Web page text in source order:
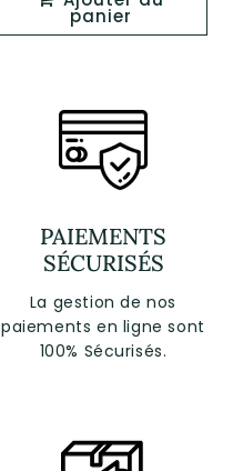
panier
PAIEMENTS
SÉCURISÉS
La gestion de nos
paiements en ligne sont
100% Sécurisés.